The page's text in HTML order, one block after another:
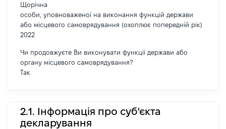
Щорічна
особи, уповноваженої на виконання функцій держави
або місцевого самоврядування (охоплює попередній рік)
2022
Чи продовжуєте Ви виконувати функції держави або
органу місцевого самоврядування?
Так
2.1. Інформація про суб'єкта
декларування